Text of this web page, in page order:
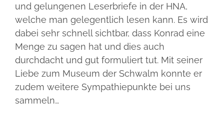
und gelungenen Leserbriefe in der HNA,
welche man gelegentlich lesen kann. Es wird
dabei sehr schnell sichtbar, dass Konrad eine
Menge zu sagen hat und dies auch
durchdacht und gut formuliert tut. Mit seiner
Liebe zum Museum der Schwalm konnte er
zudem weitere Sympathiepunkte bei uns
sammeln…